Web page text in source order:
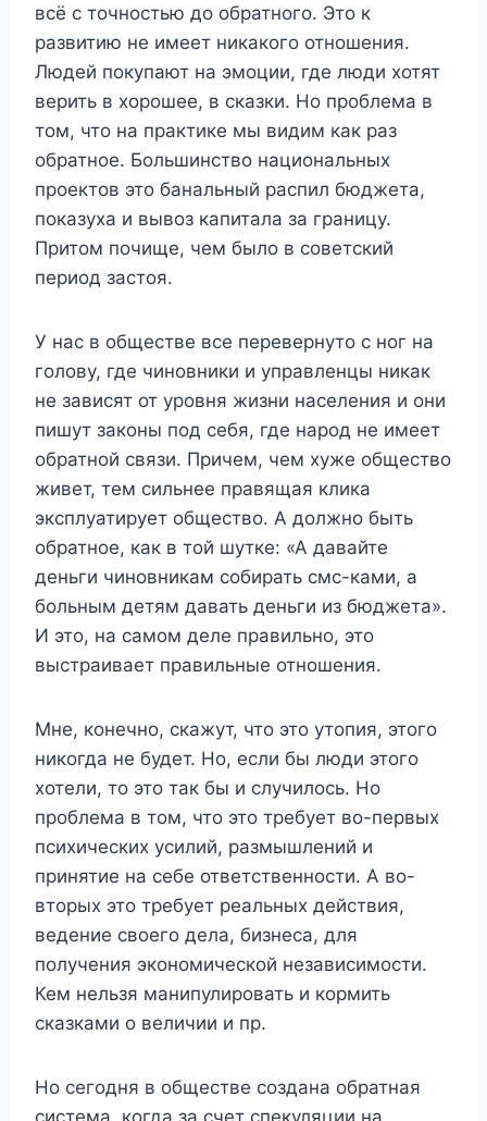
всё с точностью до обратного. Это к
развитию не имеет никакого отношения.
Людей покупают на эмоции, где люди хотят
верить в хорошее, в сказки. Но проблема в
том, что на практике мы видим как раз
обратное. Большинство национальных
проектов это банальный распил бюджета,
показуха и вывоз капитала за границу.
Притом почище, чем было в советский
период застоя.
У нас в обществе все перевернуто с ног на
голову, где чиновники и управленцы никак
не зависят от уровня жизни населения и они
пишут законы под себя, где народ не имеет
обратной связи. Причем, чем хуже общество
живет, тем сильнее правящая клика
эксплуатирует общество. А должно быть
обратное, как в той шутке: «А давайте
деньги чиновникам собирать смс-ками, а
больным детям давать деньги из бюджета».
И это, на самом деле правильно, это
выстраивает правильные отношения.
Мне, конечно, скажут, что это утопия, этого
никогда не будет. Но, если бы люди этого
хотели, то это так бы и случилось. Но
проблема в том, что это требует во-первых
психических усилий, размышлений и
принятие на себе ответственности. А во-
вторых это требует реальных действия,
ведение своего дела, бизнеса, для
получения экономической независимости.
Кем нельзя манипулировать и кормить
сказками о величии и пр.
Но сегодня в обществе создана обратная
система, когда за счет спекуляции на